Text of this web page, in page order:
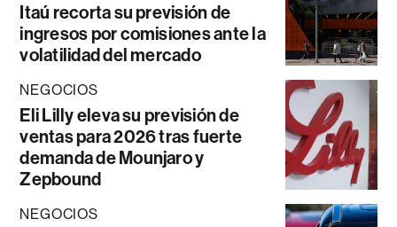
Itaú recorta su previsión de
ingresos por comisiones ante la
volatilidad del mercado
NEGOCIOS
Eli Lilly eleva su previsión de
ventas para 2026 tras fuerte
demanda de Mounjaro y
Zepbound
NEGOCIOS